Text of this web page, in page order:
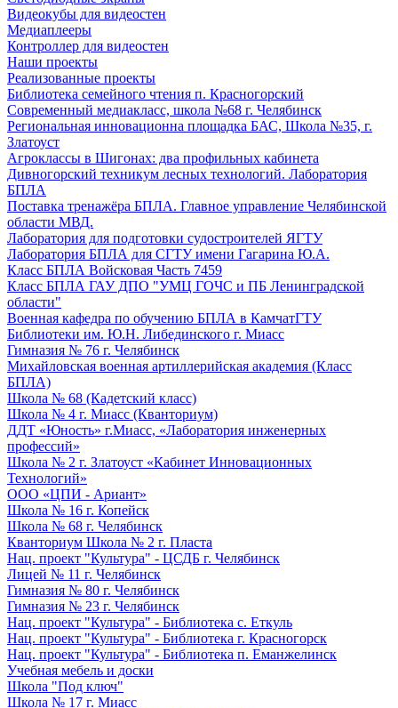
Видеокубы для видеостен
Медиаплееры
Контроллер для видеостен
Наши проекты
Реализованные проекты
Библиотека семейного чтения п. Красногорский
Современный медиакласс, школа №68 г. Челябинск
Региональная инновационна площадка БАС, Школа №35, г.
Златоуст
Агроклассы в Шигонах: два профильных кабинета
Дивногорский техникум лесных технологий. Лаборатория
БПЛА
Поставка тренажёра БПЛА. Главное управление Челябинской
области МВД.
Лаборатория для подготовки судостроителей ЯГТУ
Лаборатория БПЛА для СГТУ имени Гагарина Ю.А.
Класс БПЛА Войсковая Часть 7459
Класс БПЛА ГАУ ДПО "УМЦ ГОЧС и ПБ Ленинградской
области"
Военная кафедра по обучению БПЛА в КамчатГТУ
Библиотеки им. Ю.Н. Либединского г. Миасс
Гимназия № 76 г. Челябинск
Михайловская военная артиллерийская академия (Класс
БПЛА)
Школа № 68 (Кадетский класс)
Школа № 4 г. Миасс (Кванториум)
ДДТ «Юность» г.Миасс, «Лаборатория инженерных
профессий»
Школа № 2 г. Златоуст «Кабинет Инновационных
Технологий»
ООО «ЦПИ - Ариант»
Школа № 16 г. Копейск
Школа № 68 г. Челябинск
Кванториум Школа № 2 г. Пласта
Нац. проект "Культура" - ЦСДБ г. Челябинск
Лицей № 11 г. Челябинск
Гимназия № 80 г. Челябинск
Гимназия № 23 г. Челябинск
Нац. проект "Культура" - Библиотека с. Еткуль
Нац. проект "Культура" - Библиотека г. Красногорск
Нац. проект "Культура" - Библиотека п. Еманжелинск
Учебная мебель и доски
Школа "Под ключ"
Школа № 17 г. Миасс